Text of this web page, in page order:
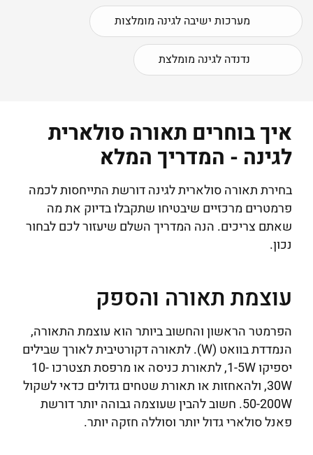
מערכות ישיבה לגינה מומלצות
נדנדה לגינה מומלצת
איך בוחרים תאורה סולארית
לגינה - המדריך המלא
בחירת תאורה סולארית לגינה דורשת התייחסות לכמה
פרמטרים מרכזיים שיבטיחו שתקבלו בדיוק את מה
שאתם צריכים. הנה המדריך השלם שיעזור לכם לבחור
נכון.
עוצמת תאורה והספק
הפרמטר הראשון והחשוב ביותר הוא עוצמת התאורה,
הנמדדת בוואט (W). לתאורה דקורטיבית לאורך שבילים
יספיקו 1-5W, לתאורת כניסה או מרפסת תצטרכו 10-
30W, ולהאחזות או תאורת שטחים גדולים כדאי לשקול
50-200W. חשוב להבין שעוצמה גבוהה יותר דורשת
פאנל סולארי גדול יותר וסוללה חזקה יותר.